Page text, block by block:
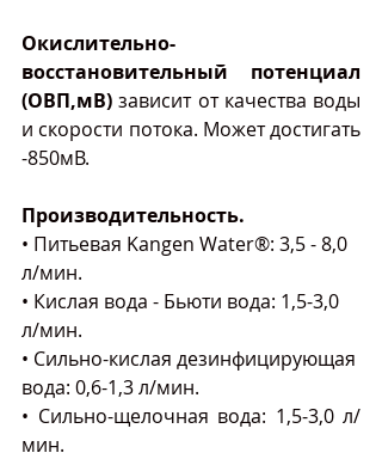
Окислительно-
восстановительный потенциал
(ОВП,мВ) зависит от качества воды
и скорости потока. Может достигать
-850мВ.
Производительность.
• Питьевая Kangen Water®: 3,5 - 8,0
л/мин.
• Кислая вода - Бьюти вода: 1,5-3,0
л/мин.
• Сильно-кислая дезинфицирующая
вода: 0,6-1,3 л/мин.
• Сильно-щелочная вода: 1,5-3,0 л/
мин.